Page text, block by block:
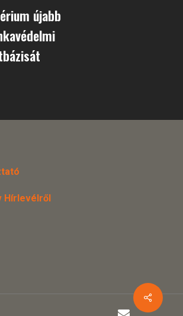
újabb
Hírlevélről
email